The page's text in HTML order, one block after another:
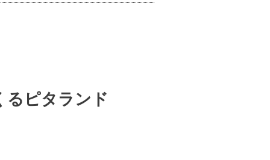
るピタランド